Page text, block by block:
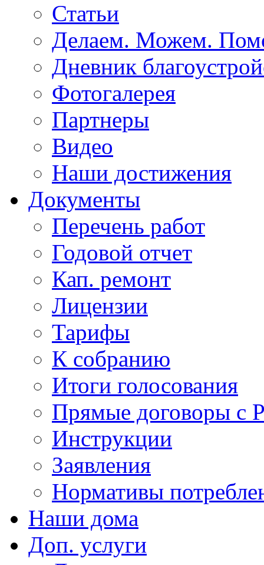
Статьи
Делаем. Можем.
Дневник
Фотогалерея
Партнеры
Видео
Наши достижения
Документы
Перечень работ
Годовой отчет
Кап. ремонт
Лицензии
Тарифы
К собранию
Итоги голосования
Прямые договоры с
Инструкции
Заявления
Нормативы
Наши дома
Доп. услуги